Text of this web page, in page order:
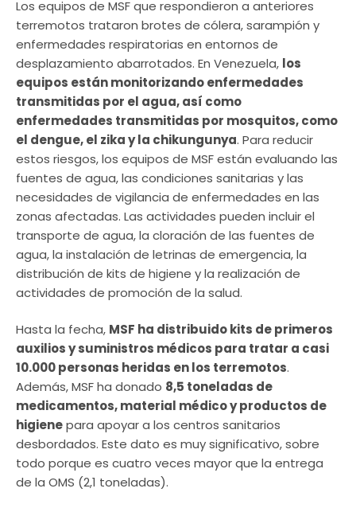
Los equipos de MSF que respondieron a anteriores
terremotos trataron brotes de cólera, sarampión y
enfermedades respiratorias en entornos de
desplazamiento abarrotados. En Venezuela, los
equipos están monitorizando enfermedades
transmitidas por el agua, así como
enfermedades transmitidas por mosquitos, como
el dengue, el zika y la chikungunya. Para reducir
estos riesgos, los equipos de MSF están evaluando las
fuentes de agua, las condiciones sanitarias y las
necesidades de vigilancia de enfermedades en las
zonas afectadas. Las actividades pueden incluir el
transporte de agua, la cloración de las fuentes de
agua, la instalación de letrinas de emergencia, la
distribución de kits de higiene y la realización de
actividades de promoción de la salud.
Hasta la fecha, MSF ha distribuido kits de primeros
auxilios y suministros médicos para tratar a casi
10.000 personas heridas en los terremotos.
Además, MSF ha donado 8,5 toneladas de
medicamentos, material médico y productos de
higienepara apoyar a los centros sanitarios
desbordados. Este dato es muy significativo, sobre
todo porque es cuatro veces mayor que la entrega
de la OMS (2,1 toneladas).